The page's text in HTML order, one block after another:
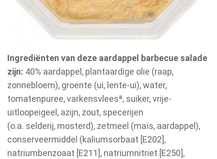
Ingrediënten van deze aardappel barbecue salade
zijn: 40% aardappel, plantaardige olie (raap,
zonnebloem), groente (ui, lente-ui), water,
tomatenpuree, varkensvleesª, suiker, vrije-
uitloopeigeel, azijn, zout, specerijen
(o.a. selderij, mosterd), zetmeel (maïs, aardappel),
conserveermiddel (kaliumsorbaat [E202],
natriumbenzoaat [E211], natriumnitriet [E250],